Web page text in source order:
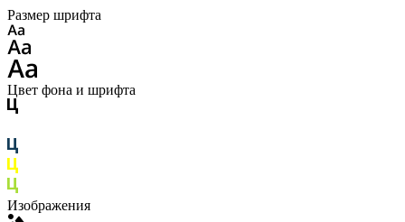
Размер шрифта
Цвет фона и шрифта
Изображения